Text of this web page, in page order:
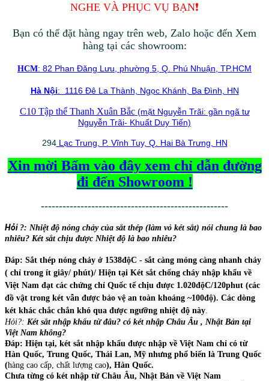
NGHE VÀ PHỤC VỤ BẠN❗️
Bạn có thể đặt hàng ngay trên web, Zalo hoặc đến Xem
hàng tại các showroom:
HCM: 82 Phan Đăng Lưu, phường 5, Q. Phú Nhuận, TP.HCM
Hà Nội: 1116 Đê La Thành, Ngọc Khánh, Ba Đình, HN
C10 Tập thể Thanh Xuân Bắc(mặt Nguyễn Trãi: gần ngã tư
Nguyễn Trãi- Khuất Duy Tiến)
294Lạc Trung, P. Vĩnh Tuy, Q. Hai Bà Trưng, HN
Xin mời Bấm vào đây xem chỉ dẫn đường
đi đến Showroom !
----------------------------------------------------
Hỏi ?: Nhiệt độ nóng chảy của sắt thép (làm vỏ két sắt) nói chung là bao
nhiêu? Két sắt chịu được Nhiệt độ là bao nhiêu?
Đáp: Sắt thép nóng chảy ở 1538độC - sắt càng mỏng càng nhanh chảy
( chỉ trong ít giây/ phút)/ Hiện tại Két sắt chống cháy nhập khẩu về
Việt Nam đạt các chứng chỉ Quốc tế chịu được 1.020độC/120phut (các
đồ vật trong két vẫn được bảo vệ an toàn khoảng ~100độ). Các dòng
két khác chắc chắn khó qua được ngưỡng nhiệt độ này
Hỏi?: Két sắt nhập khẩu từ đâu? có két nhập Châu Âu , Nhật Bản tại
Việt Nam không?
Đáp: Hiện tại, két sắt nhập khẩu được nhập về Việt Nam chỉ có từ
Hàn Quốc, Trung Quốc, Thái Lan, Mỹ nhưng phổ biến là Trung Quốc
(hàng cao cấp, chất lượng cao), Hàn Quốc.
Chưa từng có két nhập từ Châu Âu, Nhật Bản về Việt Nam